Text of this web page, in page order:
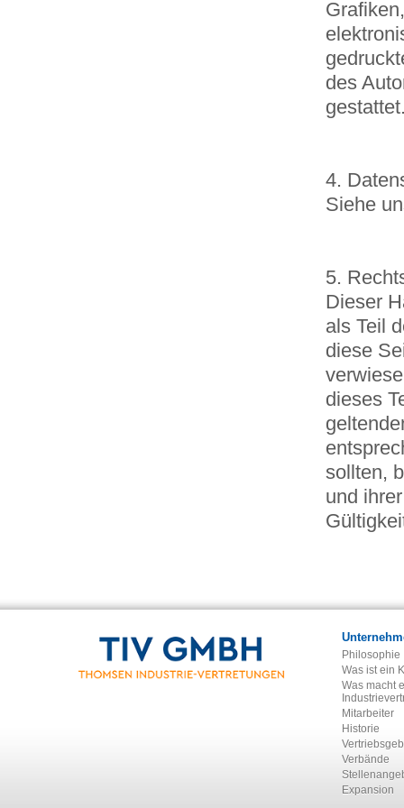
des
4.
Siehe
5.
Dieser
als Teil
diese
dieses
sollten,
und ihrer
Philosophie
Was ist ein
Was macht
Mitarbeiter
Historie
Verbände
Expansion